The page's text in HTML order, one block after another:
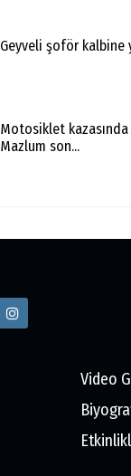
Geyveli şoför kalbine
Motosiklet
Mazlum son...
Video